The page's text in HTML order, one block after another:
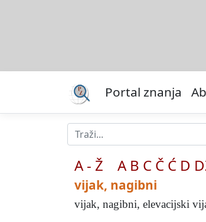
Portal znanja
A - Ž A B C Č Ć D
vijak, nagibni
vijak, nagibni, elevacijski